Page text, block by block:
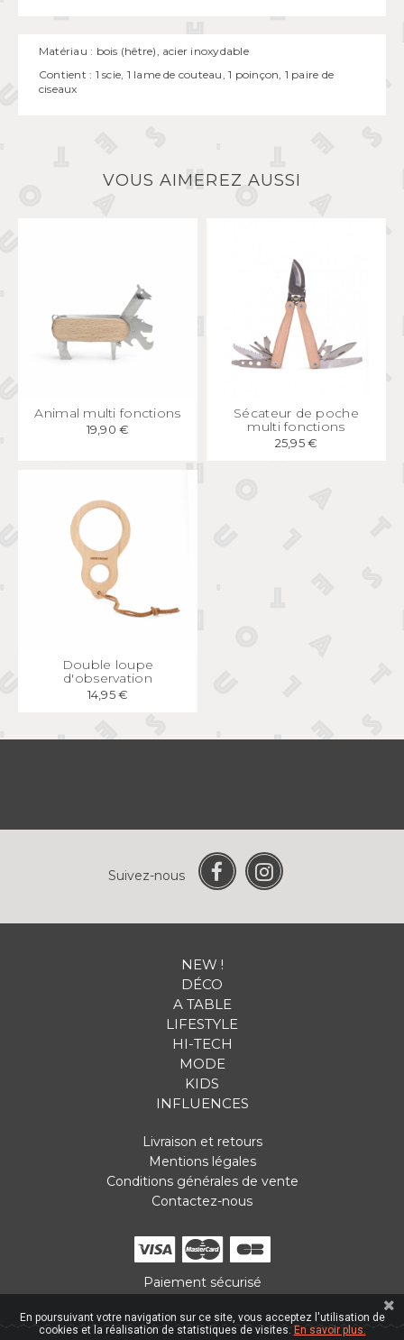
Matériau : bois (hêtre), acier inoxydable
Contient : 1 scie, 1 lame de couteau, 1 poinçon, 1 paire de
ciseaux
VOUS AIMEREZ AUSSI
APERÇU RAPIDE
Animal multi fonctions
19,90 €
APERÇU RAPIDE
Sécateur de poche
multi fonctions
25,95 €
APERÇUDouble loupe
d'observation
14,95 €
Suivez-nous
NEW !
DÉCO
A TABLE
LIFESTYLE
HI-TECH
MODE
KIDS
INFLUENCES
Livraison et retours
Mentions légales
Conditions générales de vente
Contactez-nous
Paiement sécurisé
En poursuivant votre navigation sur ce site, vous acceptez l'utilisation de
cookies et la réalisation de statistiques de visites. En savoir plus.